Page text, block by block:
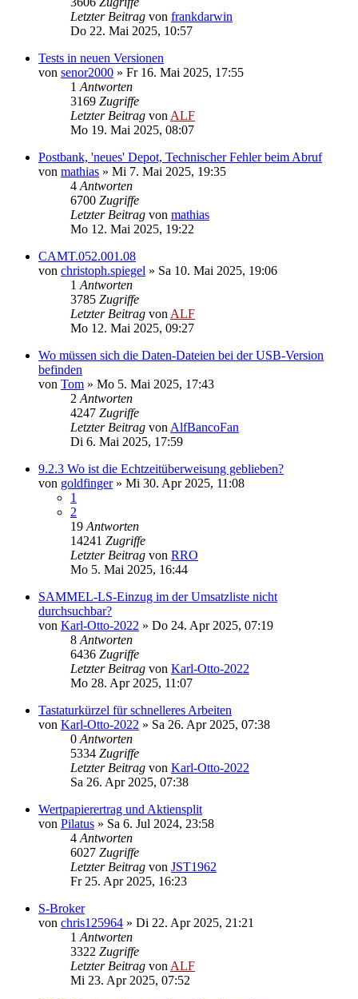
Letzter Beitrag von frankdarwin
Do 22. Mai 2025, 10:57
Tests in neuen Versionen
von senor2000 » Fr 16. Mai 2025, 17:55
1 Antworten
3169 Zugriffe
Letzter Beitrag von ALF
Mo 19. Mai 2025, 08:07
Postbank, 'neues' Depot, Technischer Fehler beim Abruf
von mathias » Mi 7. Mai 2025, 19:35
4 Antworten
6700 Zugriffe
Letzter Beitrag von mathias
Mo 12. Mai 2025, 19:22
CAMT.052.001.08
von christoph.spiegel » Sa 10. Mai 2025, 19:06
1 Antworten
3785 Zugriffe
Letzter Beitrag von ALF
Mo 12. Mai 2025, 09:27
Wo müssen sich die Daten-Dateien bei der USB-Version
befinden
von Tom » Mo 5. Mai 2025, 17:43
2 Antworten
4247 Zugriffe
Letzter Beitrag von AlfBancoFan
Di 6. Mai 2025, 17:59
9.2.3 Wo ist die Echtzeitüberweisung geblieben?
von goldfinger» Mi 30. Apr 2025, 11:08
1
2
19 Antworten
14241 Zugriffe
Letzter Beitrag von RRO
Mo 5. Mai 2025, 16:44
SAMMEL-LS-Einzug im der Umsatzliste nicht
durchsuchbar?
von Karl-Otto-2022 » Do 24. Apr 2025, 07:19
8 Antworten
6436 Zugriffe
Letzter Beitrag von Karl-Otto-2022
Mo 28. Apr 2025, 11:07
Tastaturkürzel für schnelleres Arbeiten
von Karl-Otto-2022 » Sa 26. Apr 2025, 07:38
0 Antworten
5334 Zugriffe
Letzter Beitrag von Karl-Otto-2022
Sa 26. Apr 2025, 07:38
Wertpapierertrag und Aktiensplit
von Pilatus » Sa 6. Jul 2024, 23:58
4 Antworten
6027 Zugriffe
Letzter Beitrag von JST1962
Fr 25. Apr 2025, 16:23
S-Broker
von chris125964 » Di 22. Apr 2025, 21:21
1 Antworten
3322 Zugriffe
Letzter Beitrag von ALF
Mi 23. Apr 2025, 07:52